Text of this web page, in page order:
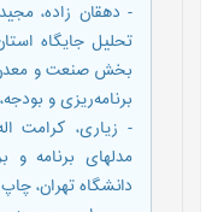
تحليل جايگاه
بخش صنعت و
برنامه‌ریزی و بودجه، دوره 17، شماره
مدلهای برنامه و
دانشگاه تهران،